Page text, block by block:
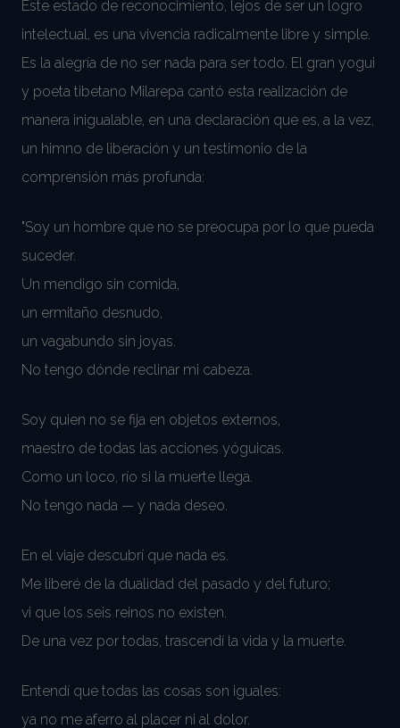
Este estado de reconocimiento, lejos de ser un logro
intelectual, es una vivencia radicalmente libre y simple.
Es la alegría de no ser nada para ser todo. El gran yogui
y poeta tibetano Milarepa cantó esta realización de
manera inigualable, en una declaración que es, a la vez,
un himno de liberación y un testimonio de la
comprensión más profunda:
"Soy un hombre que no se preocupa por lo que pueda
suceder.
Un mendigo sin comida,
un ermitaño desnudo,
un vagabundo sin joyas.
No tengo dónde reclinar mi cabeza.
Soy quien no se fija en objetos externos,
maestro de todas las acciones yóguicas.
Como un loco, río si la muerte llega.
No tengo nada — y nada deseo.
En el viaje descubrí que nada es.
Me liberé de la dualidad del pasado y del futuro;
vi que los seis reinos no existen.
De una vez por todas, trascendí la vida y la muerte.
Entendí que todas las cosas son iguales:
ya no me aferro al placer ni al dolor.